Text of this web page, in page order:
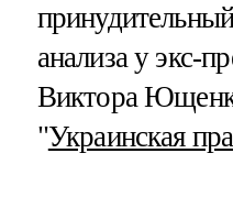
анализа у экс-
Виктора
"Украинская